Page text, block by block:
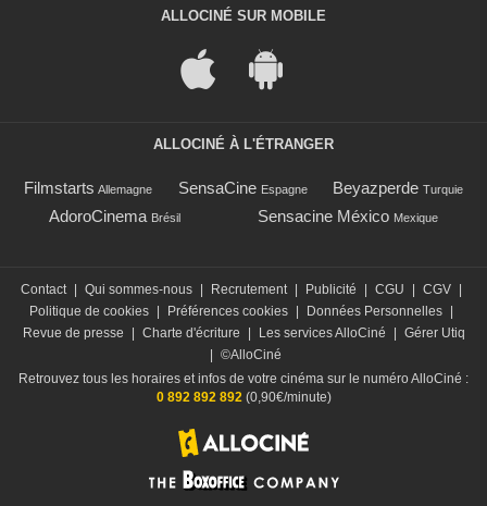
ALLOCINÉ SUR MOBILE
ALLOCINÉ À L'ÉTRANGER
Filmstarts Allemagne SensaCine Espagne Beyazperde Turquie
AdoroCinema Brésil Sensacine México Mexique
Contact Qui sommes-nous Recrutement Publicité CGU CGV
Politique de cookies
Préférences cookies Données Personnelles
Revue de presse
Charte d'écriture Les services AlloCiné
Gérer Utiq
©AlloCiné
Retrouvez tous les horaires et infos de votre cinéma sur le numéro AlloCiné :
0 892 892 892(0,90€/minute)